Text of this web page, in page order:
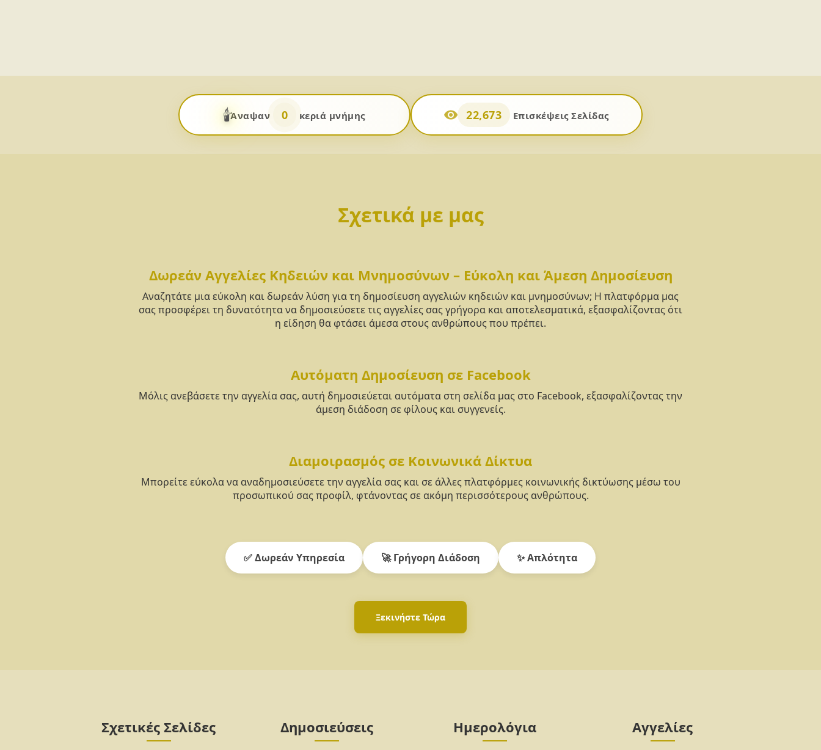
🕯️Άναψαν 0 κεριά μνήμης 22,673 Επισκέψεις Σελίδας
Σχετικά με μας
Δωρεάν Αγγελίες Κηδειών και Μνημοσύνων – Εύκολη και Άμεση Δημοσίευση
Αναζητάτε μια εύκολη και δωρεάν λύση για τη δημοσίευση αγγελιών κηδειών και μνημοσύνων; Η πλατφόρμα μας
σας προσφέρει τη δυνατότητα να δημοσιεύσετε τις αγγελίες σας γρήγορα και αποτελεσματικά, εξασφαλίζοντας ότι
η είδηση θα φτάσει άμεσα στους ανθρώπους που πρέπει.
Αυτόματη Δημοσίευση σε Facebook
Μόλις ανεβάσετε την αγγελία σας, αυτή δημοσιεύεται αυτόματα στη σελίδα μας στο Facebook, εξασφαλίζοντας την
άμεση διάδοση σε φίλους και συγγενείς.
Διαμοιρασμός σε Κοινωνικά Δίκτυα
Μπορείτε εύκολα να αναδημοσιεύσετε την αγγελία σας και σε άλλες πλατφόρμες κοινωνικής δικτύωσης μέσω του
προσωπικού σας προφίλ, φτάνοντας σε ακόμη περισσότερους ανθρώπους.
✅ Δωρεάν Υπηρεσία 🚀 Γρήγορη Διάδοση ✨ Απλότητα
Ξεκινήστε Τώρα
Σχετικές Σελίδες Δημοσιεύσεις Ημερολόγια Αγγελίες